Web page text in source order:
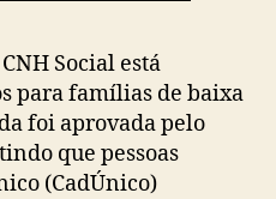
Social está
para famílias de baixa
foi aprovada pelo
que pessoas
(CadÚnico)